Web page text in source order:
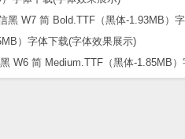
黑 W7 简 Bold.TTF（黑体-1.93MB）
W6 简 Medium.TTF（黑体-1.85MB）